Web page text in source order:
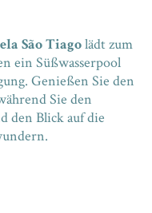
São Tiagolädt zum
ein Süßwasserpool
Genießen Sie den
Sie den
den Blick auf die